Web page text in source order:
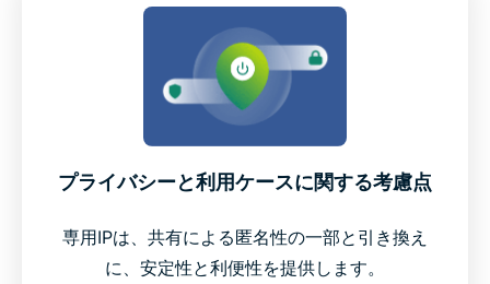
プライバシーと利用ケースに関する考慮点
専用IPは、共有による匿名性の一部と引き換え
に、安定性と利便性を提供します。